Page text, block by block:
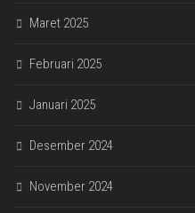
Maret 2025
Februari 2025
Januari 2025
Desember 2024
November 2024